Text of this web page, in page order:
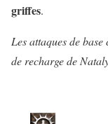
griffes.
Les attaques de
de recharge de